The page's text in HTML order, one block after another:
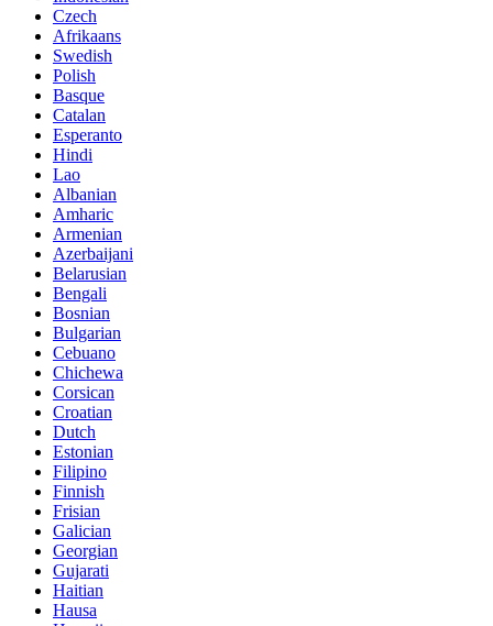
Czech
Afrikaans
Swedish
Polish
Basque
Catalan
Esperanto
Hindi
Lao
Albanian
Amharic
Armenian
Azerbaijani
Belarusian
Bengali
Bosnian
Bulgarian
Cebuano
Chichewa
Corsican
Croatian
Dutch
Estonian
Filipino
Finnish
Frisian
Galician
Georgian
Gujarati
Haitian
Hausa